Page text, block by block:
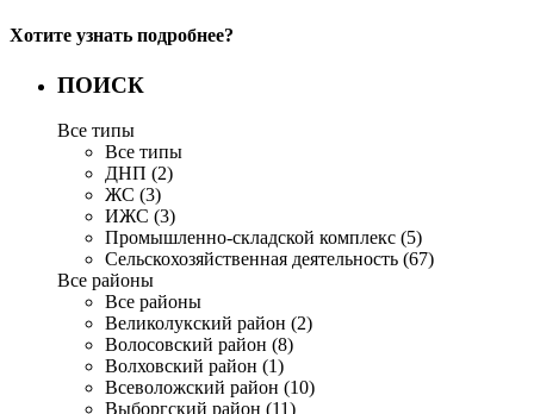
Хотите узнать подробнее?
ПОИСК
Все типы
Все типы
ДНП (2)
ЖС (3)
ИЖС (3)
Промышленно-складской комплекс (5)
Сельскохозяйственная деятельность (67)
Все районы
Все районы
Великолукский район (2)
Волосовский район (8)
Волховский район (1)
Всеволожский район (10)
Выборгский район (11)